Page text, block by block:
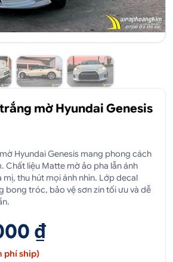
mờ Hyundai Genesis
Hyundai Genesis mang phong cách
Chất liệu Matte mờ ảo pha lẫn ánh
mị, thu hút mọi ánh nhìn. Lớp decal
bong tróc, bảo vệ sơn zin tối ưu và dễ
₫
phí ship)